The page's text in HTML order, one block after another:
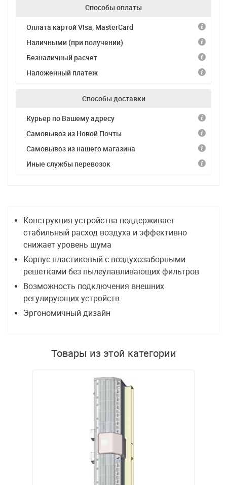
Способы оплаты
Оплата картой VIsa, MasterCard
Наличными (при получении)
Безналичный расчет
Наложенный платеж
Способы доставки
Курьер по Вашему адресу
Самовывоз из Новой Почты
Самовывоз из нашего магазина
Иные службы перевозок
Конструкция устройства поддерживает
стабильный расход воздуха и эффективно
снижает уровень шума
Корпус пластиковый с воздухозаборными
решетками без пылеулавливающих фильтров
Возможность подключения внешних
регулирующих устройств
Эргономичный дизайн
Товары из этой категории